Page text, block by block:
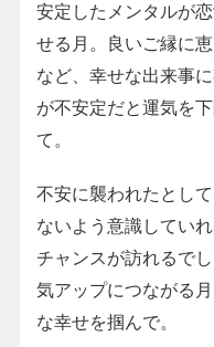
安定したメンタルが
せる月。良いご縁に
など、幸せな出来事
が不安定だと運気を
て。
不安に襲われたとし
ないよう意識してい
チャンスが訪れるで
気アップにつながる
な幸せを掴んで。